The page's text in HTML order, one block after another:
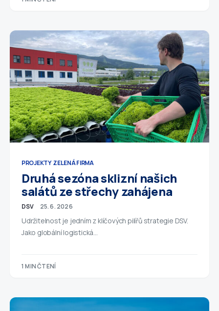
PROJEKTY ZELENÁ FIRMA
Druhá sezóna sklizní našich
salátů ze střechy zahájena
DSV 25. 6. 2026
Udržitelnost je jedním z klíčových pilířů strategie DSV.
Jako globální logistická…
1 MIN ČTENÍ